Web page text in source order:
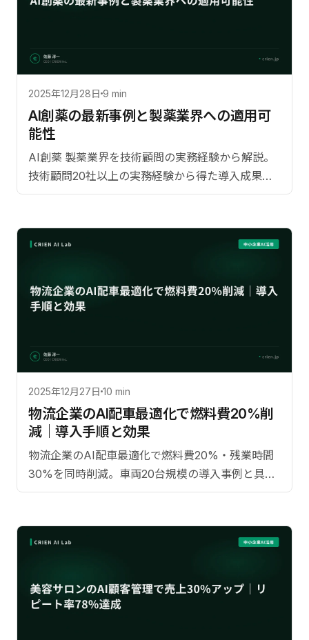
2025年12月28日 9 min
AI創薬の最新事例と製薬業界への適用可
能性
AI創薬 製薬業界を技術顧問の実務経験から解説。
技術顧問20社以上の実務経験から得た導入成果の
具体的数値。日本市場に特。導入ステップ、費用
一（CRIEN CEO）】
2025年12月27日 10 min
物流企業のAI配車最適化で燃料費20%削
減｜導入手順と効果
物流企業のAI配車最適化で燃料費20%・残業時間
30%を同時削減。車両20台規模の導入事例と具体
的ステップを解説します。【監修：佐藤淳一